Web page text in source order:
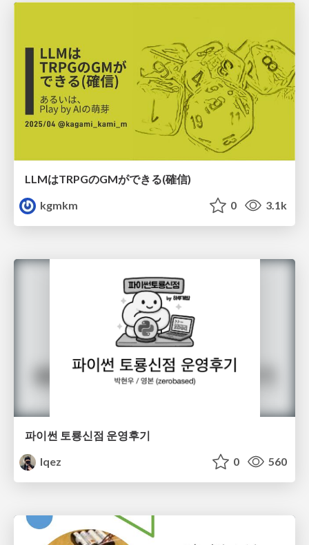
LLMはTRPGのGMができる(確信)
kgmkm
0 3.1k
파이썬 토룡신점 운영후기
lqez
0 560